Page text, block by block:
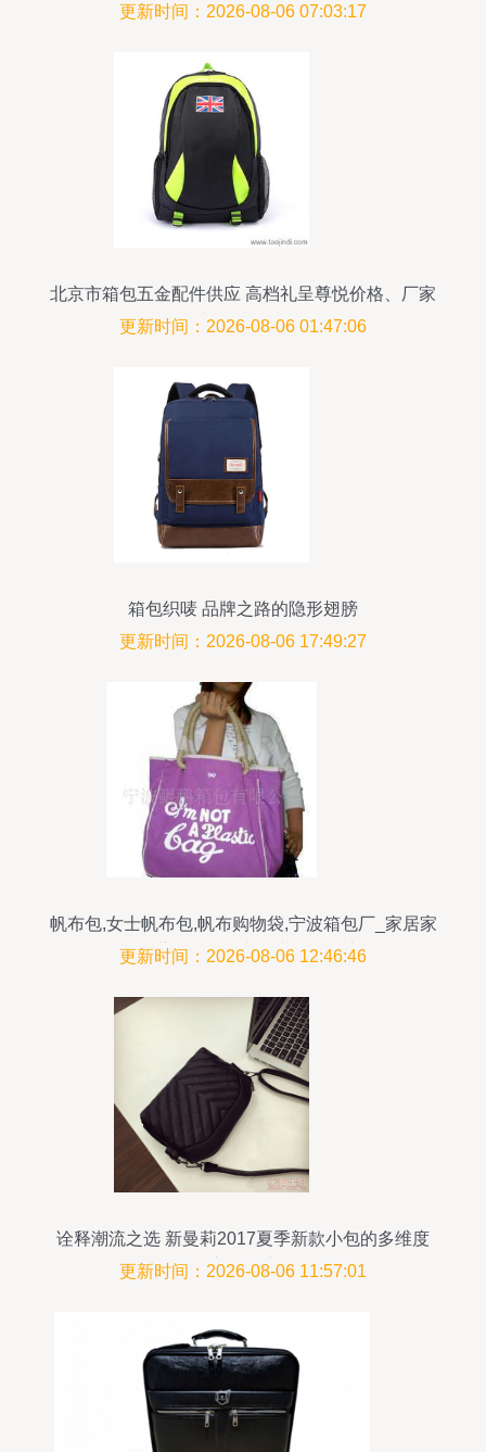
更新时间：2026-08-06 07:03:17
北京市箱包五金配件供应 高档礼呈尊悦价格、厂家
与图片鉴赏
更新时间：2026-08-06 01:47:06
箱包织唛 品牌之路的隐形翅膀
更新时间：2026-08-06 17:49:27
帆布包,女士帆布包,帆布购物袋,宁波箱包厂_家居家
具_世界工厂网中国产品信息库
更新时间：2026-08-06 12:46:46
诠释潮流之选 新曼莉2017夏季新款小包的多维度
产品解读
更新时间：2026-08-06 11:57:01